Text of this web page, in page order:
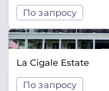
По запросу
La Cigale Estate
По запросу